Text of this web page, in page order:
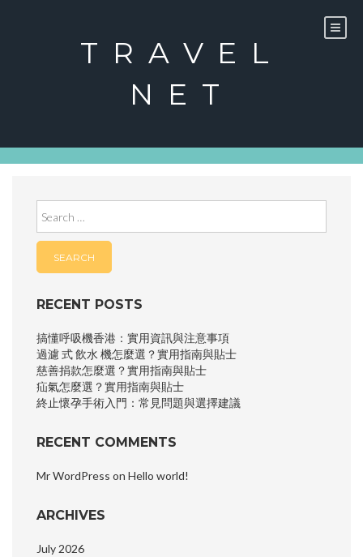
TRAVEL
NET
for:
RECENT POSTS
搞懂呼吸機香港：實用資訊與注意事項
過濾 式 飲水 機怎麼選？實用指南與貼士
慈善捐款怎麼選？實用指南與貼士
疝氣怎麼選？實用指南與貼士
終止懷孕手術入門：常見問題與選擇建議
RECENT COMMENTS
Mr WordPress on Hello world!
ARCHIVES
July 2026